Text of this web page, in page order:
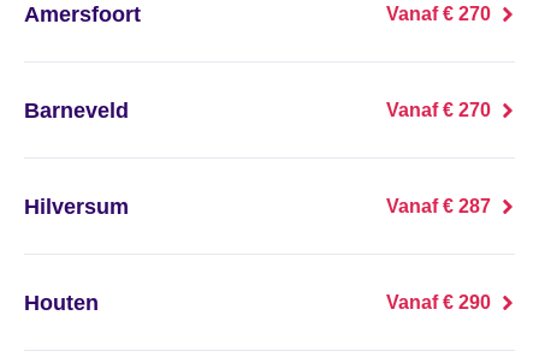
's Gravenpolder
's Gravenzande
Amersfoort Vanaf € 270
Barneveld Vanaf € 270
Hilversum Vanaf € 287
Houten Vanaf € 290